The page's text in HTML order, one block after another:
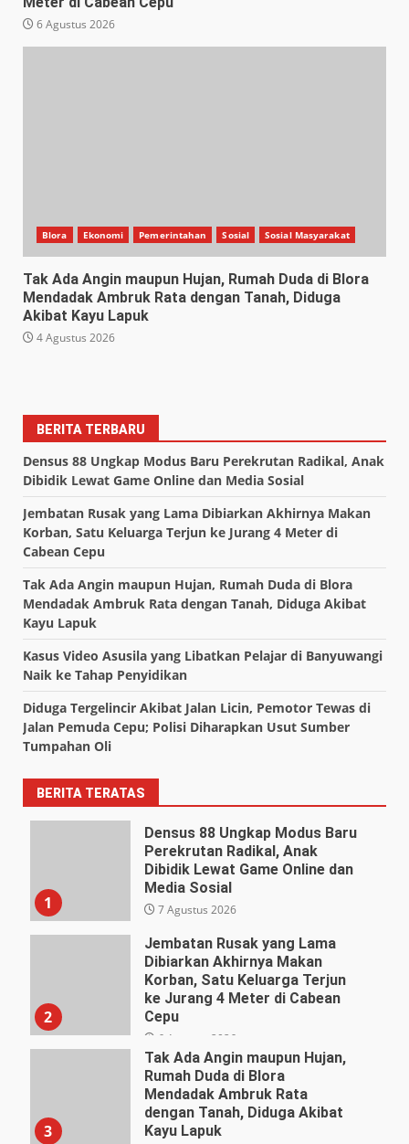
6 Agustus 2026
Blora Ekonomi Pemerintahan Sosial Sosial Masyarakat
Tak Ada Angin maupun Hujan, Rumah Duda di Blora
Mendadak Ambruk Rata dengan Tanah, Diduga
Akibat Kayu Lapuk
4 Agustus 2026
BERITA TERBARU
Densus 88 Ungkap Modus Baru Perekrutan Radikal, Anak
Dibidik Lewat Game Online dan Media Sosial
Jembatan Rusak yang Lama Dibiarkan Akhirnya Makan
Korban, Satu Keluarga Terjun ke Jurang 4 Meter di
Cabean Cepu
Tak Ada Angin maupun Hujan, Rumah Duda di Blora
Mendadak Ambruk Rata dengan Tanah, Diduga Akibat
Kayu Lapuk
Kasus Video Asusila yang Libatkan Pelajar di Banyuwangi
Naik ke Tahap Penyidikan
Diduga Tergelincir Akibat Jalan Licin, Pemotor Tewas di
Jalan Pemuda Cepu; Polisi Diharapkan Usut Sumber
Tumpahan Oli
BERITA TERATAS
1
Densus 88 Ungkap Modus Baru
Perekrutan Radikal, Anak
Dibidik Lewat Game Online dan
Media Sosial
7 Agustus 2026
2
Jembatan Rusak yang Lama
Dibiarkan Akhirnya Makan
Korban, Satu Keluarga Terjun
ke Jurang 4 Meter di Cabean
Cepu
6 Agustus 2026
3
Tak Ada Angin maupun Hujan,
Rumah Duda di Blora
Mendadak Ambruk Rata
dengan Tanah, Diduga Akibat
Kayu Lapuk